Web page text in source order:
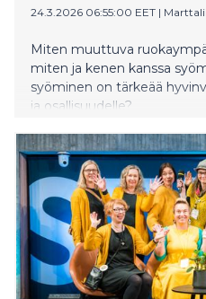
24.3.2026 06:55:00 EET |
Miten muuttuva
miten ja kenen kanssa
syöminen on tärkeää
ja osallisuudelle?